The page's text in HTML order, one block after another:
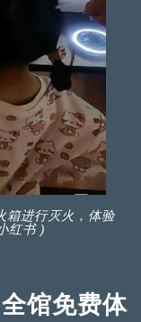
箱进行灭火，体验
红书 )
馆免费体